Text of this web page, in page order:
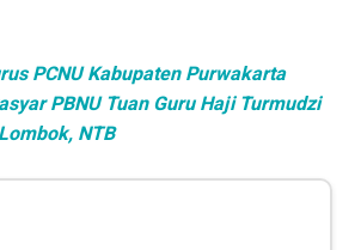
PCNU Kabupaten Purwakarta
PBNU Tuan Guru Haji Turmudzi
NTB